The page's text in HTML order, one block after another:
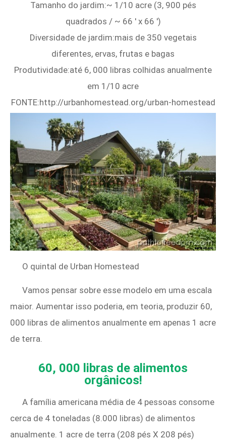
Tamanho do jardim:~ 1/10 acre (3, 900 pés
quadrados / ~ 66 ′ x 66 ′)
Diversidade de jardim:mais de 350 vegetais
diferentes, ervas, frutas e bagas
Produtividade:até 6, 000 libras colhidas anualmente
em 1/10 acre
FONTE:http://urbanhomestead.org/urban-homestead
O quintal de Urban Homestead
Vamos pensar sobre esse modelo em uma escala
maior. Aumentar isso poderia, em teoria, produzir 60,
000 libras de alimentos anualmente em apenas 1 acre
de terra.
60, 000 libras de alimentos
orgânicos!
A família americana média de 4 pessoas consome
cerca de 4 toneladas (8.000 libras) de alimentos
anualmente. 1 acre de terra (208 pés X 208 pés)